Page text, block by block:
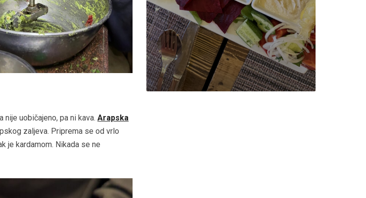
nije uobičajeno, pa ni kava. Arapska
zaljeva. Priprema se od vrlo
je kardamom. Nikada se ne